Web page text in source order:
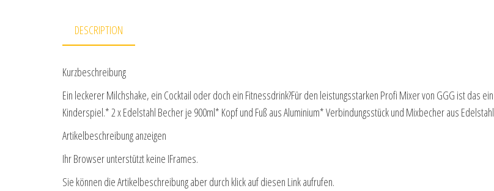
DESCRIPTION
Kurzbeschreibung
Ein leckerer Milchshake, ein Cocktail oder doch ein Fitnessdrink?Für den leistungsstarken Profi Mixer von GGG ist das ein
Kinderspiel.* 2 x Edelstahl Becher je 900ml* Kopf und Fuß aus Aluminium* Verbindungsstück und Mixbecher aus Edelstahl
Artikelbeschreibung anzeigen
Ihr Browser unterstützt keine IFrames.
Sie können die Artikelbeschreibung aber durch klick auf diesen Link aufrufen.